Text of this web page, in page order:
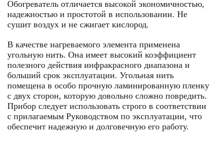
Обогреватель отличается высокой экономичностью,
надежностью и простотой в использовании. Не
сушит воздух и не сжигает кислород.
В качестве нагреваемого элемента применена
угольную нить. Она имеет высокий коэффициент
полезного действия инфракрасного диапазона и
больший срок эксплуатации. Угольная нить
помещена в особо прочную ламинированную пленку
с двух сторон, которую довольно сложно повредить.
Прибор следует использовать строго в соответствии
с прилагаемым Руководством по эксплуатации, что
обеспечит надежную и долговечную его работу.